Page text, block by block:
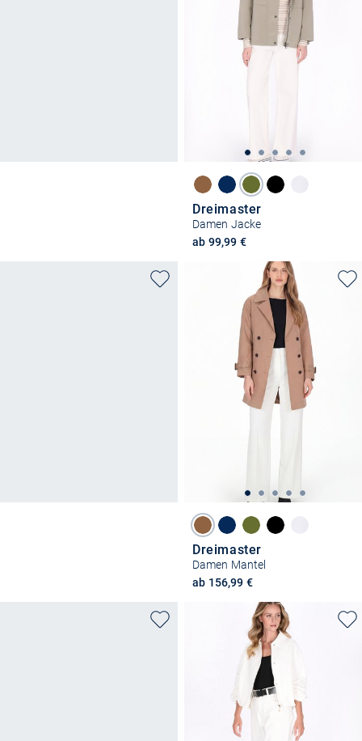
Dreimaster
Damen Jacke
ab 99,99 €
Dreimaster
Damen Mantel
ab 156,99 €